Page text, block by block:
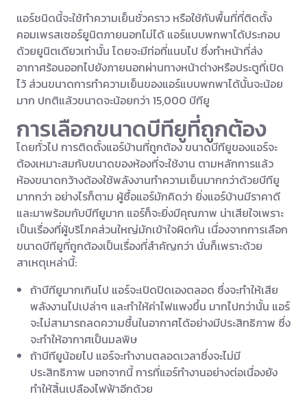
แอร์ชนิดนี้จะใช้ทำความเย็นชั่วคราว หรือใช้กับพื้นที่ที่ติดตั้ง
คอมเพรสเซอร์ยูนิตภายนอกไม่ได้ แอร์แบบพกพาได้ประกอบ
ด้วยยูนิตเดียวเท่านั้น โดยจะมีท่อที่แนบไป ซึ่งทำหน้าที่ส่ง
อากาศร้อนออกไปยังภายนอกผ่านทางหน้าต่างหรือประตูที่เปิด
ไว้ ส่วนขนาดการทำความเย็นของแอร์แบบพกพาได้นั้นจะน้อย
มาก ปกติแล้วขนาดจะน้อยกว่า 15,000 บีทียู
การเลือกขนาดบีทียูที่ถูกต้อง
โดยทั่วไป การติดตั้งแอร์บ้านที่ถูกต้อง ขนาดบีทียูของแอร์จะ
ต้องเหมาะสมกับขนาดของห้องที่จะใช้งาน ตามหลักการแล้ว
ห้องขนาดกว้างต้องใช้พลังงานทำความเย็นมากกว่าด้วยบีทียู
มากกว่า อย่างไรก็ตาม ผู้ซื้อแอร์มักคิดว่า ยิ่งแอร์บ้านมีราคาดี
และมาพร้อมกับบีทียูมาก แอร์ก็จะยิ่งมีคุณภาพ น่าเสียใจเพราะ
เป็นเรื่องที่ผู้บริโภคส่วนใหญ่มักเข้าใจผิดกัน เนื่องจากการเลือก
ขนาดบีทียูที่ถูกต้องเป็นเรื่องที่สำคัญกว่า นั่นก็เพราะด้วย
สาเหตุเหล่านี้:
ถ้าบีทียูมากเกินไป แอร์จะเปิดปิดเองตลอด ซึ่งจะทำให้เสีย
พลังงานไปเปล่าๆ และทำให้ค่าไฟแพงขึ้น มากไปกว่านั้น แอร์
จะไม่สามารถลดความชื้นในอากาศได้อย่างมีประสิทธิภาพ ซึ่ง
จะทำให้อากาศเป็นมลพิษ
ถ้าบีทียูน้อยไป แอร์จะทำงานตลอดเวลาซึ่งจะไม่มี
ประสิทธิภาพ นอกจากนี้ การที่แอร์ทำงานอย่างต่อเนื่องยัง
ทำให้สิ้นเปลืองไฟฟ้าอีกด้วย